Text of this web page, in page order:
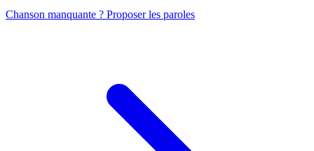
Chanson manquante ? Proposer les paroles